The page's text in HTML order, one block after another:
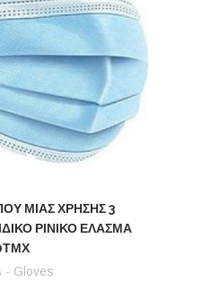
ΜΊΑΣ ΧΡΉΣΗΣ 3
ΡΙΝΙΚΌ ΈΛΑΣΜΑ
- Gloves